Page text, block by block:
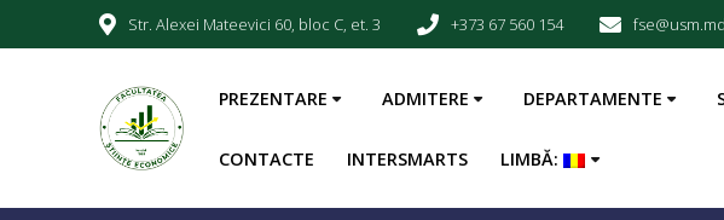
Str. Alexei Mateevici 60, bloc C, et. 3 +373 67 560 154 fse@usm.md
PREZENTARE ADMITERE DEPARTAMENTE
CONTACTE INTERSMARTS LIMBĂ: